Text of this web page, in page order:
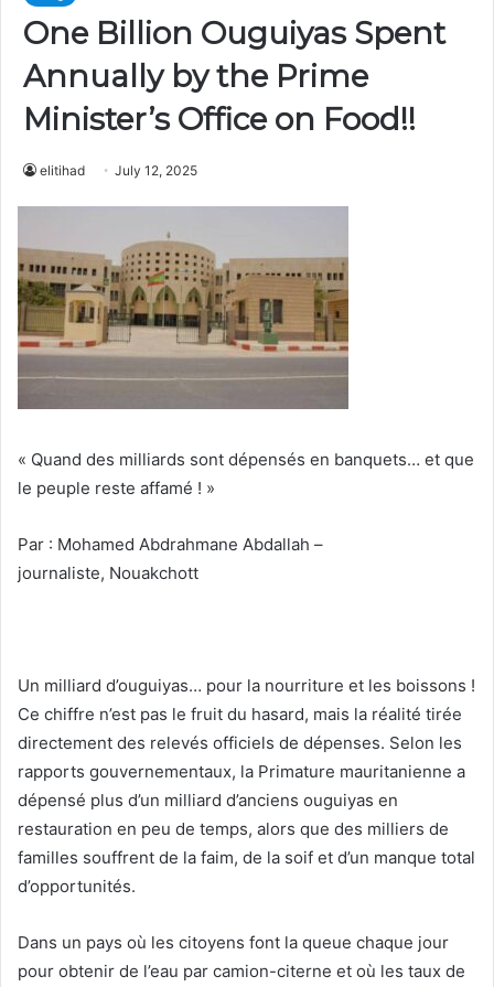
One Billion Ouguiyas Spent
Annually by the Prime
Minister’s Office on Food!!
elitihad July 12, 2025
« Quand des milliards sont dépensés en banquets… et que
le peuple reste affamé ! »
Par : Mohamed Abdrahmane Abdallah –
journaliste, Nouakchott
Un milliard d’ouguiyas… pour la nourriture et les boissons !
Ce chiffre n’est pas le fruit du hasard, mais la réalité tirée
directement des relevés officiels de dépenses. Selon les
rapports gouvernementaux, la Primature mauritanienne a
dépensé plus d’un milliard d’anciens ouguiyas en
restauration en peu de temps, alors que des milliers de
familles souffrent de la faim, de la soif et d’un manque total
d’opportunités.
Dans un pays où les citoyens font la queue chaque jour
pour obtenir de l’eau par camion-citerne et où les taux de